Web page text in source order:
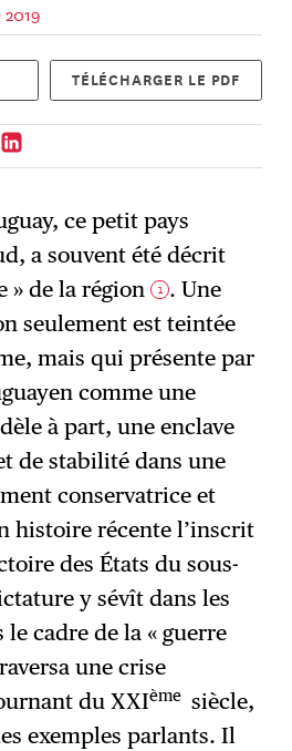
TÉLÉCHARGER LE PDF
ce petit pays
a souvent été décrit
» de la région 1 . Une
seulement est teintée
mais qui présente par
comme une
à part, une enclave
de stabilité dans une
conservatrice et
histoire récente l’inscrit
des États du sous-
y sévît dans les
le cadre de la « guerre
une crise
du XXIème siècle,
exemples parlants. Il